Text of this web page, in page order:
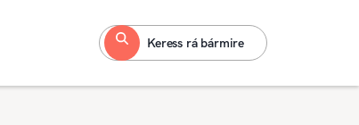
Keress rá bármire